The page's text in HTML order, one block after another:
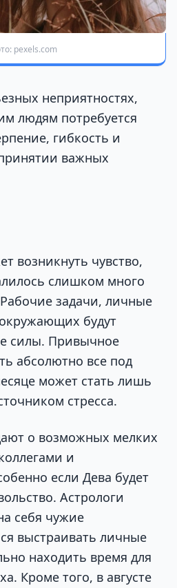
pexels.com
неприятностях,
людям потребуется
гибкость и
важных
возникнуть чувство,
слишком много
задачи, личные
будут
силы. Привычное
абсолютно все под
может стать лишь
стресса.
о возможных мелких
и
если Дева будет
Астрологи
себя чужие
выстраивать личные
находить время для
Кроме того, в августе